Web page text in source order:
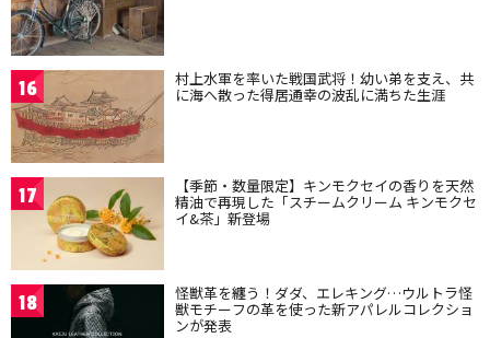
16 村上水軍を率いた戦国武将！幼い弟を支え、共
に海へ散った得居通幸の波乱に満ちた生涯
17 【季節・数量限定】キンモクセイの香りを天然
精油で再現した「スチームクリーム キンモクセ
イ&茶」新登場
18 怪獣革を纏う！ダダ、エレキング…ウルトラ怪
獣モチーフの革を使った新アパレルコレクショ
ンが発表